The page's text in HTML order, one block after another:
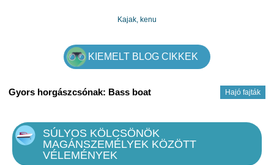
Kajak, kenu
KIEMELT BLOG CIKKEK
Hajó fajták
Gyors horgászcsónak: Bass boat
SÚLYOS KÖLCSÖNÖK
MAGÁNSZEMÉLYEK KÖZÖTT
VÉLEMÉNYEK